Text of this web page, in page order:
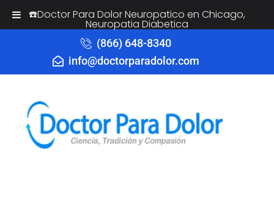
(866) 648-8340
info@doctorparadolor.com
☎️Doctor Para Dolor Neuropatico en Chicago,
Neuropatia Diabetica